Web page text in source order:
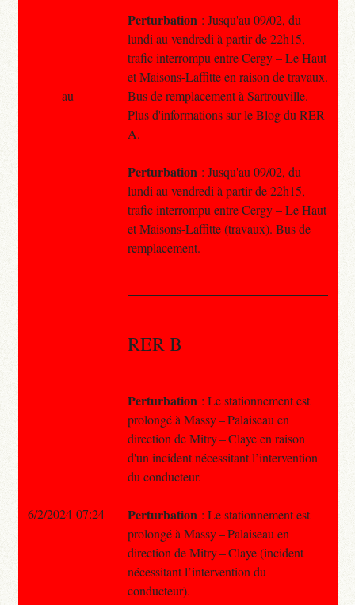
Perturbation : Jusqu'au 09/02, du
lundi au vendredi à partir de 22h15,
trafic interrompu entre Cergy – Le Haut
et Maisons-Laffitte en raison de travaux.
Bus de remplacement à Sartrouville.
Plus d'informations sur le Blog du RER
A.
Perturbation : Jusqu'au 09/02, du
lundi au vendredi à partir de 22h15,
trafic interrompu entre Cergy – Le Haut
et Maisons-Laffitte (travaux). Bus de
remplacement.
RER B
Perturbation : Le stationnement est
prolongé à Massy – Palaiseau en
direction de Mitry – Claye en raison
d'un incident nécessitant l’intervention
du conducteur.
Perturbation : Le stationnement est
prolongé à Massy – Palaiseau en
direction de Mitry – Claye (incident
nécessitant l’intervention du
conducteur).
au
6/2/2024 07:24